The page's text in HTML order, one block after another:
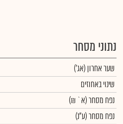
נתוני מסחר
שער אחרון (אג')
שינוי באחוזים
נפח מסחר(א` ₪)
נפח מסחר(ע"נ)